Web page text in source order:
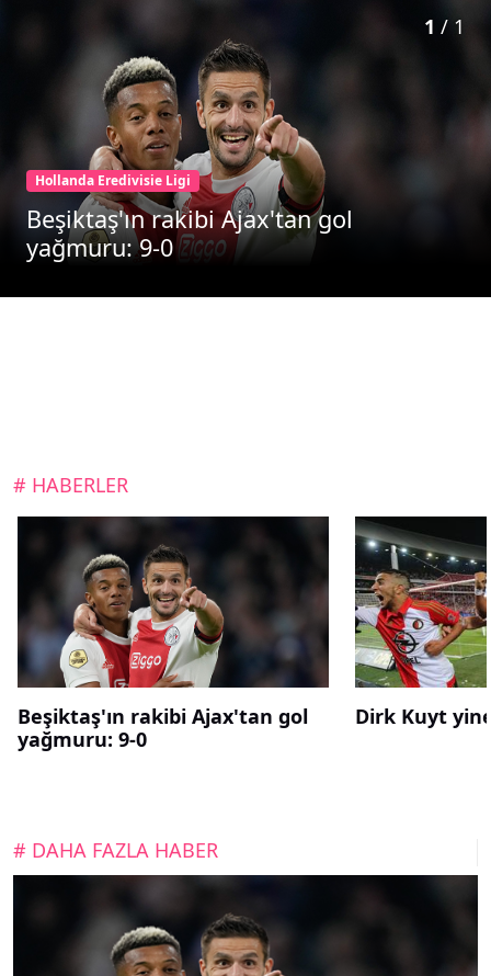
1 / 1
Hollanda Eredivisie Ligi
Beşiktaş'ın rakibi Ajax'tan gol
yağmuru: 9-0
# HABERLER
Beşiktaş'ın rakibi Ajax'tan gol
yağmuru: 9-0
Dirk Kuyt
# DAHA FAZLA HABER